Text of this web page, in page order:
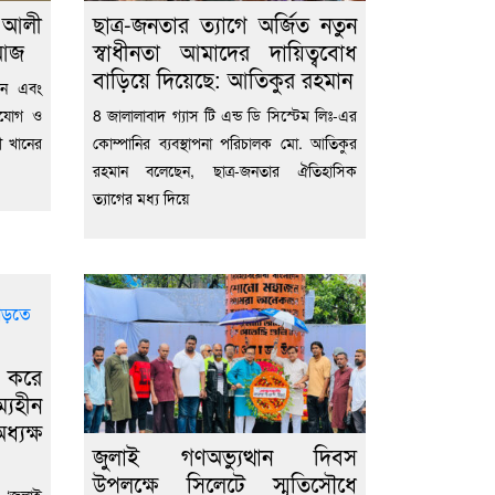
আলী
এবং
ও
খানের
ছাত্র-জনতার ত্যাগে অর্জিত নতুন
স্বাধীনতা আমাদের দায়িত্ববোধ
বাড়িয়ে দিয়েছে: আতিকুর রহমান
8 জালালাবাদ গ্যাস টি এন্ড ডি সিস্টেম লিঃ-এর
কোম্পানির ব্যবস্থাপনা পরিচালক মো. আতিকুর
রহমান বলেছেন, ছাত্র-জনতার ঐতিহাসিক
ত্যাগের মধ্য দিয়ে
জুলাই গণঅভ্যুত্থান দিবস
উপলক্ষে সিলেটে স্মৃতিসৌধে